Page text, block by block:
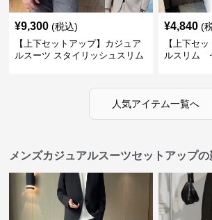
¥9,300 (税込)
【上下セットアップ】カジュア
ルスーツ スタイリッシュスリム
¥4,840 (
【上下セ
ルスリム
人気アイテム一覧へ
メンズカジュアルスーツセットアップ